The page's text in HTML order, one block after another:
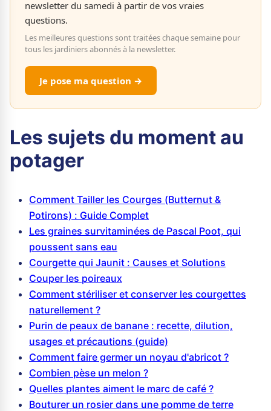
newsletter du samedi à partir de vos vraies
questions.
Les meilleures questions sont traitées chaque semaine pour
tous les jardiniers abonnés à la newsletter.
Je pose ma question →
Les sujets du moment au
potager
Comment Tailler les Courges (Butternut &
Potirons) : Guide Complet
Les graines survitaminées de Pascal Poot, qui
poussent sans eau
Courgette qui Jaunit : Causes et Solutions
Couper les poireaux
Comment stériliser et conserver les courgettes
naturellement ?
Purin de peaux de banane : recette, dilution,
usages et précautions (guide)
Comment faire germer un noyau d'abricot ?
Combien pèse un melon ?
Quelles plantes aiment le marc de café ?
Bouturer un rosier dans une pomme de terre